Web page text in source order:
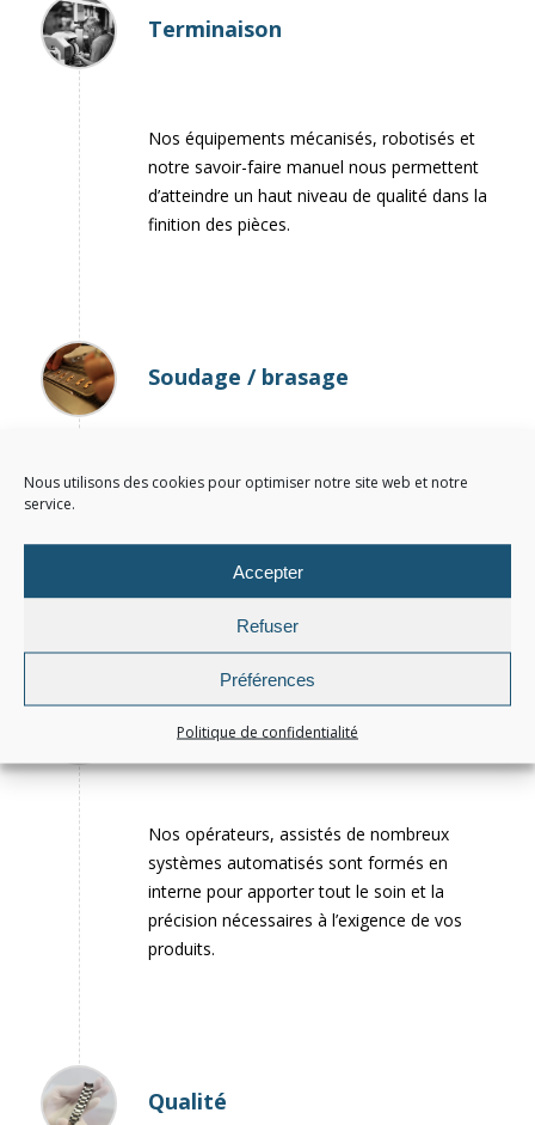
Nous utilisons des cookies pour optimiser notre site web et notre
service.
Accepter
Refuser
Préférences
Politique de confidentialité
Terminaison
Nos équipements mécanisés, robotisés et
notre savoir-faire manuel nous permettent
d’atteindre un haut niveau de qualité dans la
finition des pièces.
Soudage / brasage
Nos fours de brasage ainsi que notre
sont des techniques d’assemblage que nous
sommes en mesure de vous proposer.
Assemblage
Nos opérateurs, assistés de nombreux
systèmes automatisés sont formés en
interne pour apporter tout le soin et la
précision nécessaires à l’exigence de vos
produits.
Qualité